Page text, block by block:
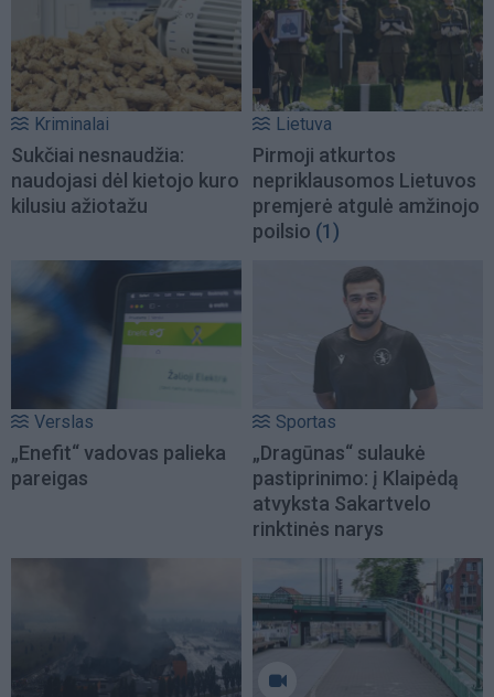
Kriminalai
Sukčiai nesnaudžia:
naudojasi dėl kietojo kuro
kilusiu ažiotažu
Lietuva
Pirmoji atkurtos
nepriklausomos Lietuvos
premjerė atgulė amžinojo
poilsio (1)
Verslas
„Enefit“ vadovas palieka
pareigas
Sportas
„Dragūnas“ sulaukė
pastiprinimo: į Klaipėdą
atvyksta Sakartvelo
rinktinės narys